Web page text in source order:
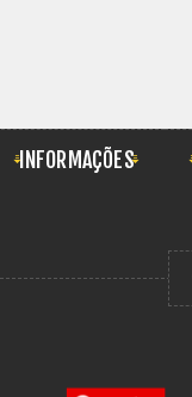
INFORMAÇÕES